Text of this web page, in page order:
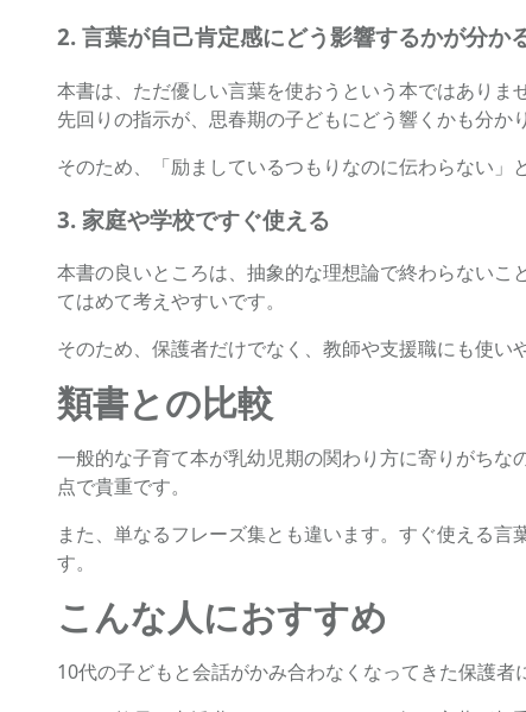
2. 言葉が自己肯定感にどう影響するかが分か
本書は、ただ優しい言葉を使おうという本ではありま
先回りの指示が、思春期の子どもにどう響くかも分か
そのため、「励ましているつもりなのに伝わらない」
3. 家庭や学校ですぐ使える
本書の良いところは、抽象的な理想論で終わらない
てはめて考えやすいです。
そのため、保護者だけでなく、教師や支援職にも使い
類書との比較
一般的な子育て本が乳幼児期の関わり方に寄りがち
点で貴重です。
また、単なるフレーズ集とも違います。すぐ使える
す。
こんな人におすすめ
10代の子どもと会話がかみ合わなくなってきた保護